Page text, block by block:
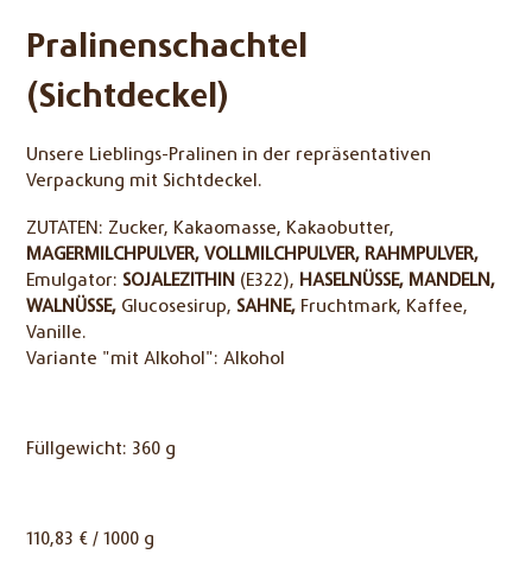
Pralinenschachtel
(Sichtdeckel)
Unsere Lieblings-Pralinen in der repräsentativen
Verpackung mit Sichtdeckel.
ZUTATEN: Zucker, Kakaomasse, Kakaobutter,
MAGERMILCHPULVER, VOLLMILCHPULVER, RAHMPULVER,
Emulgator: SOJALEZITHIN (E322), HASELNÜSSE, MANDELN,
WALNÜSSE, Glucosesirup, SAHNE, Fruchtmark, Kaffee,
Vanille.
Variante "mit Alkohol": Alkohol
Füllgewicht: 360 g
110,83 € / 1000 g